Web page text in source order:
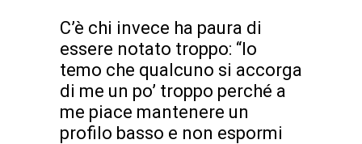
C’è chi invece ha paura di
essere notato troppo: “Io
temo che qualcuno si accorga
di me un po’ troppo perché a
me piace mantenere un
profilo basso e non espormi